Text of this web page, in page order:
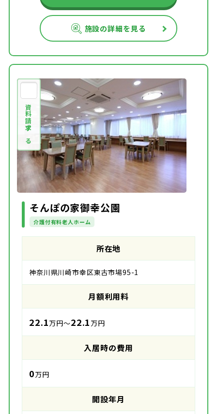
施設の詳細を見る
資料請求する
そんぽの家御幸公園
介護付有料老人ホーム
所在地
神奈川県川崎市幸区東古市場95-1
月額利用料
22.1万円～22.1 万円
入居時の費用
0万円
開設年月